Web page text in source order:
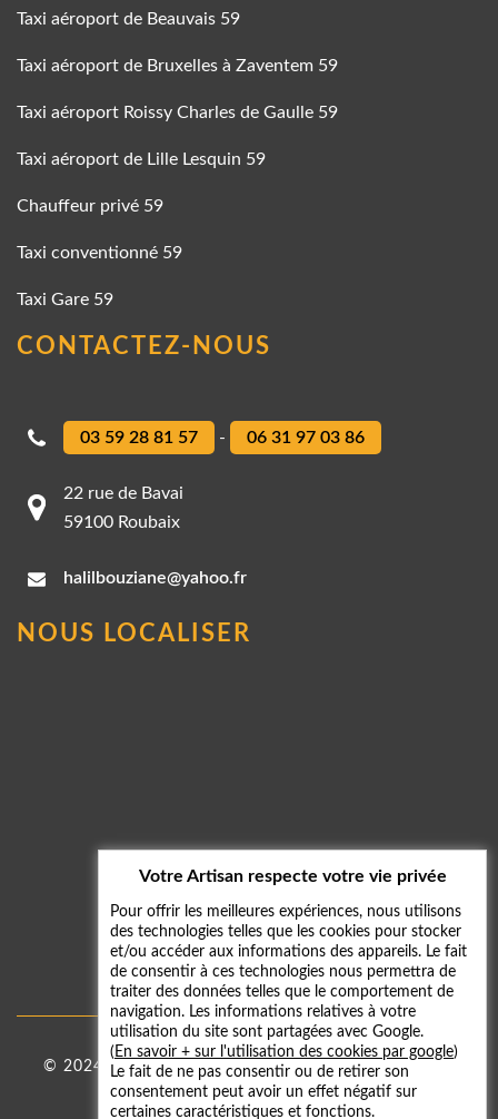
Taxi aéroport de Beauvais 59
Taxi aéroport de Bruxelles à Zaventem 59
Taxi aéroport Roissy Charles de Gaulle 59
Taxi aéroport de Lille Lesquin 59
Chauffeur privé 59
Taxi conventionné 59
Taxi Gare 59
CONTACTEZ-NOUS
03 59 28 81 57 - 06 31 97 03 86
22 rue de Bavai
59100 Roubaix
halilbouziane@yahoo.fr
NOUS LOCALISER
© 2024 - 2026Taxi 59 |Mentions légales-Galerie
photos
Votre Artisan respecte votre vie privée
Pour offrir les meilleures expériences, nous utilisons
des technologies telles que les cookies pour stocker
et/ou accéder aux informations des appareils. Le fait
de consentir à ces technologies nous permettra de
traiter des données telles que le comportement de
navigation. Les informations relatives à votre
utilisation du site sont partagées avec Google.
( En savoir + sur l'utilisation des cookies par google)
Le fait de ne pas consentir ou de retirer son
consentement peut avoir un effet négatif sur
certaines caractéristiques et fonctions.